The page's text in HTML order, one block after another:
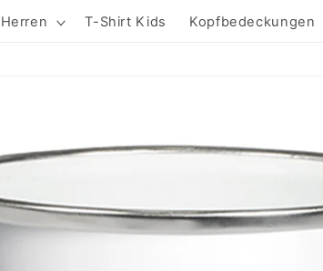
Herren T-Shirt Kids Kopfbedeckungen